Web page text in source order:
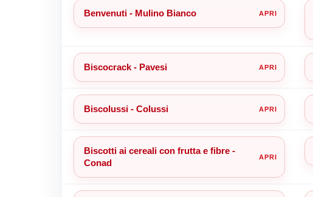
Benvenuti - Mulino Bianco
Biscocrack - Pavesi
Biscolussi - Colussi
Biscotti ai cereali con frutta e fibre -
Conad